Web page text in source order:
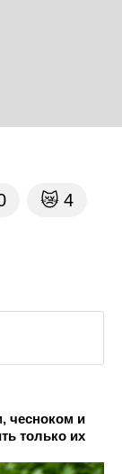
😿 4
чесноком и
только их